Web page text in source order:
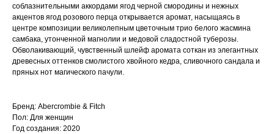
соблазнительными аккордами ягод черной смородины и нежных
акцентов ягод розового перца открывается аромат, насыщаясь в
центре композиции великолепным цветочным трио белого жасмина
самбака, утонченной магнолии и медовой сладостной туберозы.
Обволакивающий, чувственный шлейф аромата соткан из элегантных
древесных оттенков смолистого хвойного кедра, сливочного сандала и
пряных нот магического пачули.
Бренд: Abercrombie & Fitch
Пол: Для женщин
Год создания: 2020